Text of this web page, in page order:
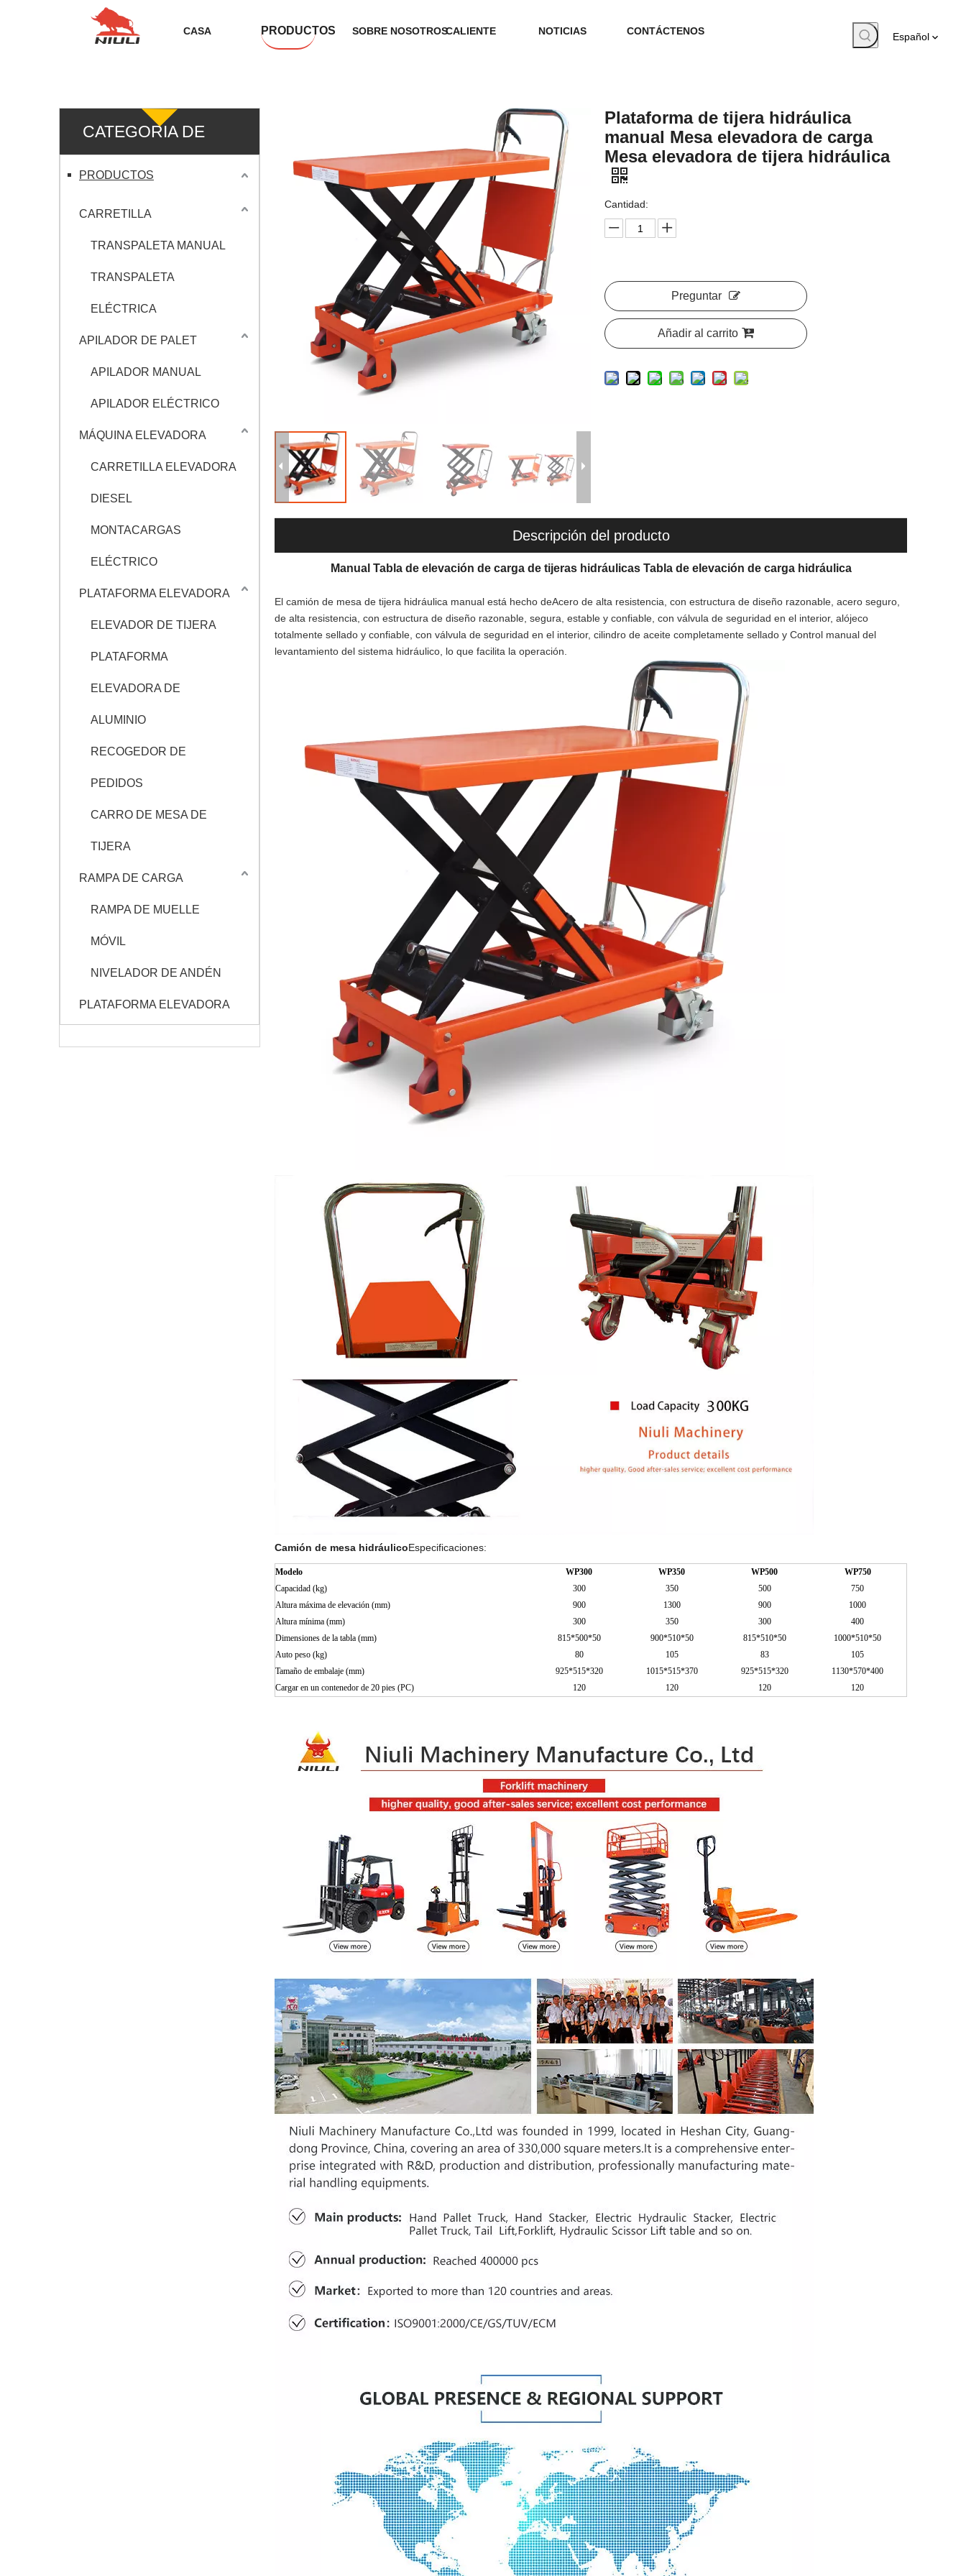
CASA PRODUCTOS SOBRE NOSOTROSCALIENTE NOTICIAS CONTÁCTENOS Español
CATEGORIA DE
PRODUCTO
PRODUCTOS
CARRETILLA
TRANSPALETA MANUAL
TRANSPALETA
ELÉCTRICA
APILADOR DE PALET
APILADOR MANUAL
APILADOR ELÉCTRICO
MÁQUINA ELEVADORA
CARRETILLA ELEVADORA
DIESEL
MONTACARGAS
ELÉCTRICO
PLATAFORMA ELEVADORA
ELEVADOR DE TIJERA
PLATAFORMA
ELEVADORA DE
ALUMINIO
RECOGEDOR DE
PEDIDOS
CARRO DE MESA DE
TIJERA
RAMPA DE CARGA
RAMPA DE MUELLE
MÓVIL
NIVELADOR DE ANDÉN
PLATAFORMA ELEVADORA
Plataforma de tijera hidráulica
manual Mesa elevadora de carga
Mesa elevadora de tijera hidráulica
Cantidad:
Preguntar
Añadir al carrito
Descripción del producto
Manual Tabla de elevación de carga de tijeras hidráulicas Tabla de elevación de carga hidráulica
El camión de mesa de tijera hidráulica manual está hecho deAcero de alta resistencia, con estructura de diseño razonable, acero seguro,
de alta resistencia, con estructura de diseño razonable, segura, estable y confiable, con válvula de seguridad en el interior, alójeco
totalmente sellado y confiable, con válvula de seguridad en el interior, cilindro de aceite completamente sellado y Control manual del
levantamiento del sistema hidráulico, lo que facilita la operación.
Camión de mesa hidráulicoEspecificaciones:
Modelo WP300 WP350 WP500
WP750
Capacidad (kg)
300 350 500
750
Altura máxima de elevación (mm)
900 1300 900
1000
Altura mínima (mm)
300 350 300
400
Dimensiones de la tabla (mm)
815*500*50 900*510*50 815*510*50
1000*510*50
Auto peso (kg)
80 105 83
105
Tamaño de embalaje (mm)
925*515*320 1015*515*370 925*515*320
1130*570*400
Cargar en un contenedor de 20 pies (PC)
120 120 120 120